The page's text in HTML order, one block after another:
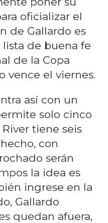
oficializar el
de Gallardo es
de buena fe
de la Copa
vence el viernes.
así con un
solo cinco
tiene seis
con
serán
la idea es
ingrese en la
Gallardo
quedan afuera,